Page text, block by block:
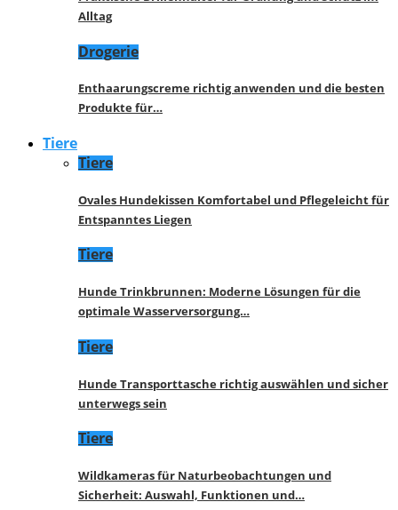
Alltag
Drogerie
Enthaarungscreme richtig anwenden und die besten
Produkte für…
Tiere
Tiere
Ovales Hundekissen Komfortabel und Pflegeleicht für
Entspanntes Liegen
Tiere
Hunde Trinkbrunnen: Moderne Lösungen für die
optimale Wasserversorgung…
Tiere
Hunde Transporttasche richtig auswählen und sicher
unterwegs sein
Tiere
Wildkameras für Naturbeobachtungen und
Sicherheit: Auswahl, Funktionen und…